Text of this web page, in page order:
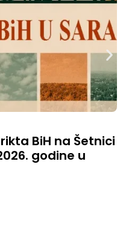
BiH na Šetnici
godine u